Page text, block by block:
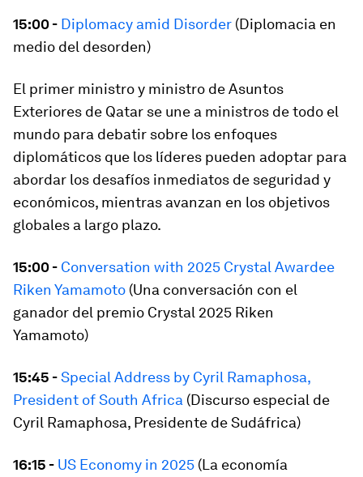
15:00 - Diplomacy amid Disorder (Diplomacia en
medio del desorden)
El primer ministro y ministro de Asuntos
Exteriores de Qatar se une a ministros de todo el
mundo para debatir sobre los enfoques
diplomáticos que los líderes pueden adoptar para
abordar los desafíos inmediatos de seguridad y
económicos, mientras avanzan en los objetivos
globales a largo plazo.
15:00 - Conversation with 2025 Crystal Awardee
Riken Yamamoto (Una conversación con el
ganador del premio Crystal 2025 Riken
Yamamoto)
15:45 -Special Address by Cyril Ramaphosa,
President of South Africa (Discurso especial de
Cyril Ramaphosa, Presidente de Sudáfrica)
16:15 - US Economy in 2025 (La economía